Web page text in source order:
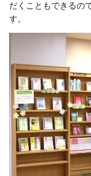
だくこともできるの
す。